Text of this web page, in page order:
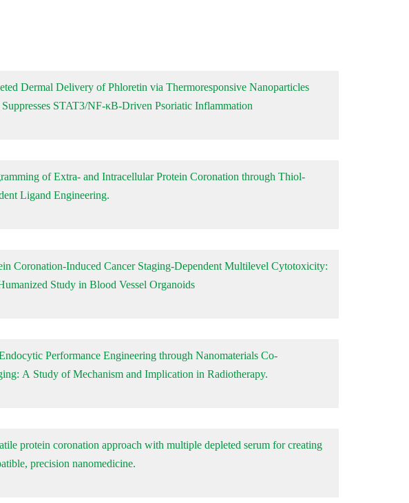
Dermal Delivery of Phloretin via Thermoresponsive Nanoparticles
STAT3/NF-κB-Driven Psoriatic Inflammation
Ligand Engineering.
Coronation-Induced Cancer Staging-Dependent Multilevel Cytotoxicity:
Study in Blood Vessel Organoids
Performance Engineering through Nanomaterials Co-
A Study of Mechanism and Implication in Radiotherapy.
protein coronation approach with multiple depleted serum for creating
precision nanomedicine.